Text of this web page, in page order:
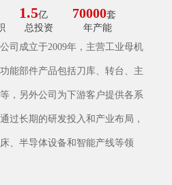
1.5亿
总投资
70000套
年产能
司成立于2009年，主营工业母机
能部件产品包括刀库、转台、主
，另外公司为下游客户提供各系
过长期的研发投入和产业布局，
、半导体设备和智能产线等领